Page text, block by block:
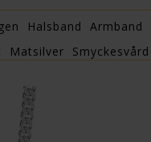
Halsband Armband
Matsilver Smyckesvård